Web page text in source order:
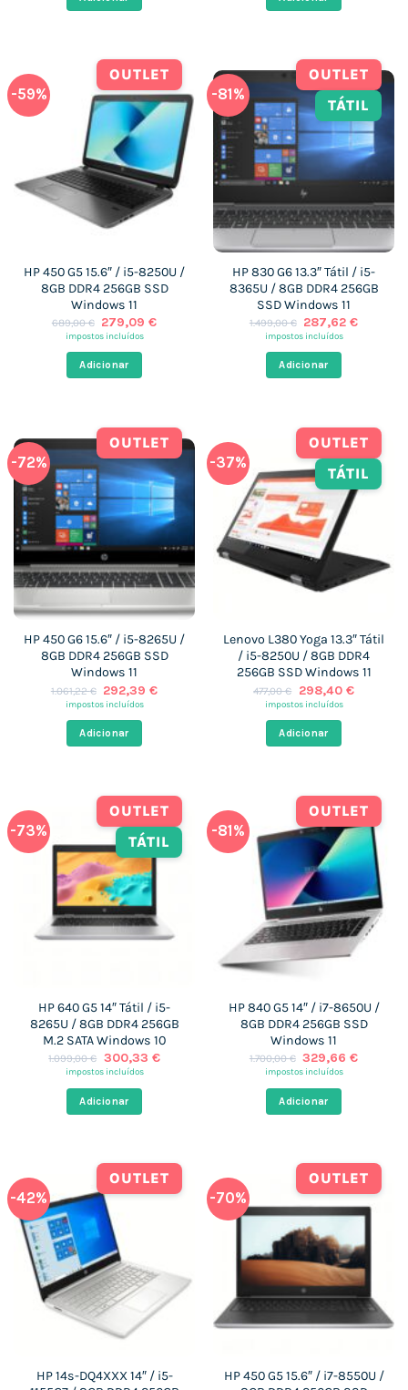
526,00 €. 1.249,00 €.
-59%
OUTLET
HP 450 G5 15.6″ / i5-8250U /
8GB DDR4 256GB SSD
Windows 11
689,00€ O
preço
era:
689,00 €.
279,09€O
impostos incluídos
Adicionar
-81%
OUTLET
TÁTIL
HP 830 G6 13.3″ Tátil / i5-
8365U / 8GB DDR4 256GB
SSD Windows 11
1.499,00€ O
preço
era:
1.499,00 €.
287,62€O
impostos incluídos
Adicionar
-72%
OUTLET
HP 450 G6 15.6″ / i5-8265U /
8GB DDR4 256GB SSD
Windows 11
1.061,22€ O
preço
era:
1.061,22 €.
292,39€O
impostos incluídos
Adicionar
-37%
OUTLET
TÁTIL
Lenovo L380 Yoga 13.3″ Tátil
/ i5-8250U / 8GB DDR4
256GB SSD Windows 11
477,00€
O
preço
era:
477,00 €.
298,40 €O
impostos incluídos
Adicionar
-73%
OUTLET
TÁTIL
HP 640 G5 14″ Tátil / i5-
8265U / 8GB DDR4 256GB
M.2 SATA Windows 10
1.099,00€ O
preço
era:
1.099,00 €.
300,33 €O
impostos incluídos
Adicionar
-81%
OUTLET
HP 840 G5 14″ / i7-8650U /
8GB DDR4 256GB SSD
Windows 11
1.700,00€ O
preço
era:
1.700,00 €.
329,66€O
impostos incluídos
Adicionar
-42%
OUTLET
HP 14s-DQ4XXX 14″ / i5-
-70%
OUTLET
HP 450 G5 15.6″ / i7-8550U /